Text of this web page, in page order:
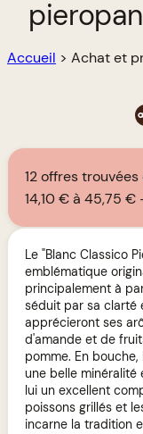
Accueil > Achat et
12 offres
14,10 € à 45,75 €
Le "Blanc Classico
emblématique
principalement à
séduit par sa clarté
apprécieront ses
d'amande et de
pomme. En
une belle
lui un excellent
poissons grillés et
incarne la tradition